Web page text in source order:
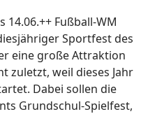
14.06.++ Fußball-WM
Sportfest des
eine große Attraktion
zuletzt, weil dieses Jahr
Dabei sollen die
Grundschul-Spielfest,